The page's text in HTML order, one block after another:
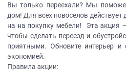
Вы только переехали? Мы
дом! Для всех новоселов действует
на на покупку мебели! Эта акция
чтобы сделать переезд и
приятными. Обновите интерьер и
экономией.
Правила акции:
данных метрическими
порядке и на
обработки
Нажимая